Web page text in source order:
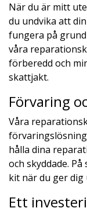
När du är mitt
du undvika att
fungera på
våra
förberedd och
skattjakt.
Förvaring
Våra
hålla dina
och skyddade.
kit när du ger dig
Ett